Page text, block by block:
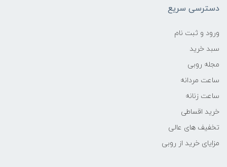
دسترسی سریع
ورود و ثبت نام
سبد خرید
مجله روبی
ساعت مردانه
ساعت زنانه
خرید اقساطی
تخفیف های عالی
مزایای خرید از روبی